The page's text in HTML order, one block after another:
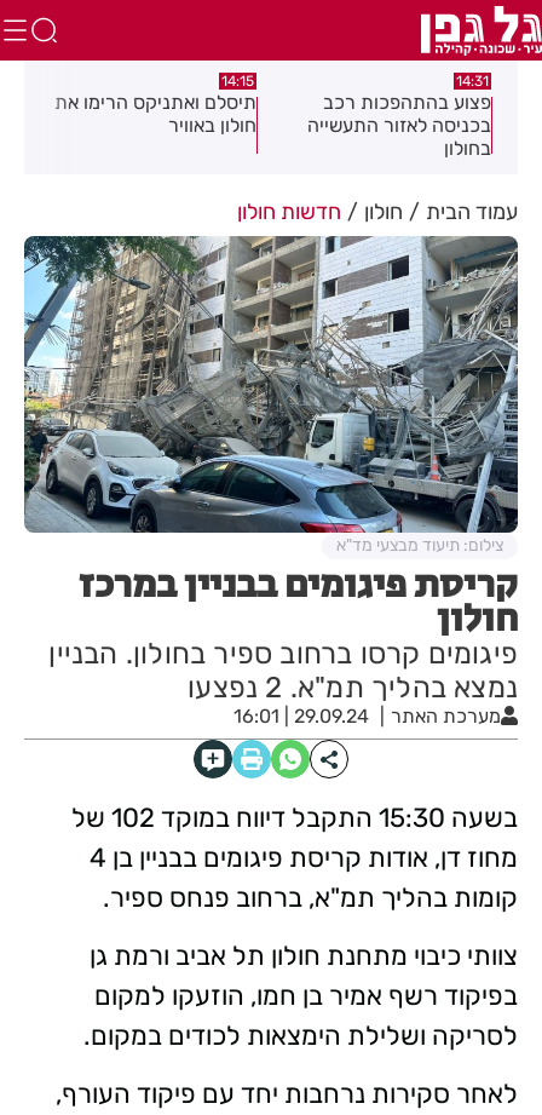
14:15
תיסלם ואתניקס הרימו את
חולון באוויר
13:05
פצוע בתאונת אופנוע במרכז
חולון
עמוד הבית חולון חדשות חולון
קריסת פיגומים בבניין במרכז
חולון
פיגומים קרסו ברחוב ספיר בחולון. הבניין
נמצא בהליך תמ"א. 2 נפצעו
מערכת האתר 29.09.24 | 16:01
צילום: תיעוד מבצעי מד"א
בשעה 15:30 התקבל דיווח במוקד 102 של
מחוז דן, אודות קריסת פיגומים בבניין בן 4
קומות בהליך תמ"א, ברחוב פנחס ספיר.
צוותי כיבוי מתחנת חולון תל אביב ורמת גן
בפיקוד רשף אמיר בן חמו, הוזעקו למקום
לסריקה ושלילת הימצאות לכודים במקום.
לאחר סקירות נרחבות יחד עם פיקוד העורף,